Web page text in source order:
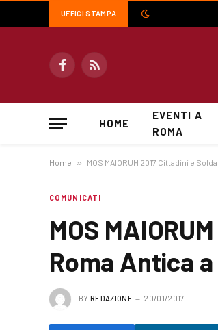
UFFICI STAMPA
FacebookRSS
HOME
EVENTI A
ROMA
Home » MOS MAIORUM 2017 Cittadini e
COMUNICATI
MOS
Roma Antica
BY REDAZIONE 20/01/2017